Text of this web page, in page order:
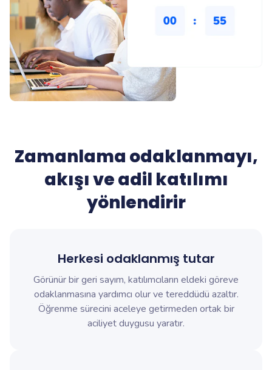
Zamanlama odaklanmayı,
akışı ve adil katılımı
yönlendirir
Herkesi odaklanmış tutar
Görünür bir geri sayım, katılımcıların eldeki göreve
odaklanmasına yardımcı olur ve tereddüdü azaltır.
Öğrenme sürecini aceleye getirmeden ortak bir
aciliyet duygusu yaratır.